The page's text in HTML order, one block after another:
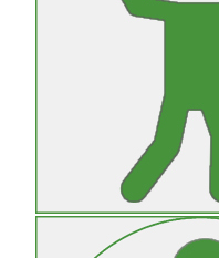
07157-535859
thomas.roehrig-
Fitness und